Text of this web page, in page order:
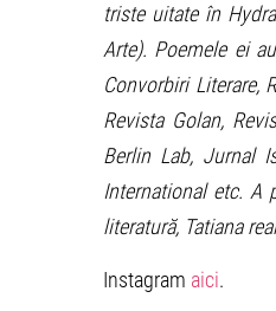
triste uitate în
Arte). Poemele ei
Convorbiri Literare,
Revista Golan,
Berlin Lab, Jurnal
International etc. A
literatură, Tatiana
Instagram aici.